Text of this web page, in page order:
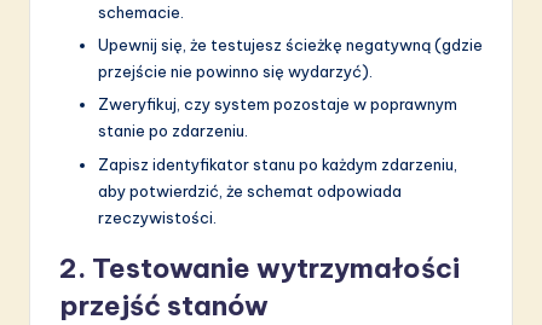
schemacie.
Upewnij się, że testujesz ścieżkę negatywną (gdzie
przejście nie powinno się wydarzyć).
Zweryfikuj, czy system pozostaje w poprawnym
stanie po zdarzeniu.
Zapisz identyfikator stanu po każdym zdarzeniu,
aby potwierdzić, że schemat odpowiada
rzeczywistości.
2. Testowanie wytrzymałości
przejść stanów